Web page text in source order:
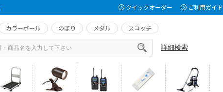
クイックオーダー ご利用ガイド
カラーボール のぼり メダル スコッチ
詳細検索